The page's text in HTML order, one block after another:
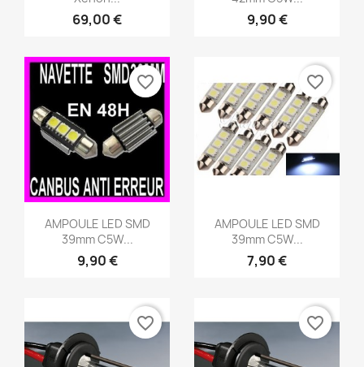
69,00 € 9,90 €
Aperçu rapide
AMPOULE LED SMD
39mm C5W...
9,90 €
favorite_border
Aperçu rapide
AMPOULE LED SMD
39mm C5W...
7,90 €
favorite_border
favorite_border favorite_border